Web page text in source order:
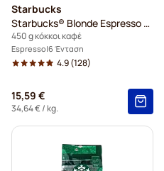
Starbucks
Starbucks® Blonde Espresso Roast
450 g κόκκοι καφέ
Espresso 6 Ένταση
4.9(128)
15,59 €
34,64 €/ kg.